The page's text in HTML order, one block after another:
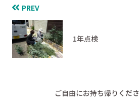
PREV
1年点検
ご自由にお持ち帰りくだ